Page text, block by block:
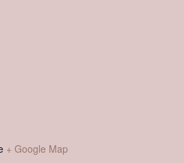
+ Google Map